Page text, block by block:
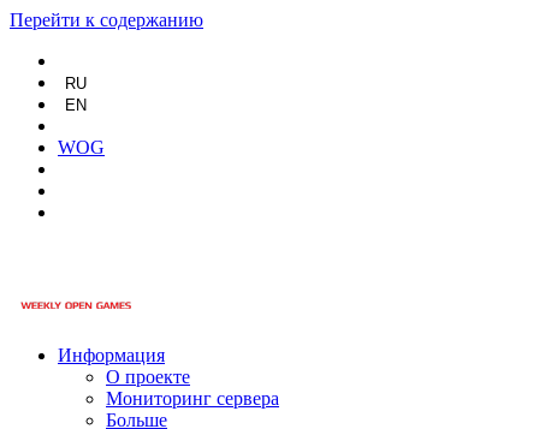
Перейти к содержанию
RU
EN
WOG
Информация
О проекте
Мониторинг сервера
Больше